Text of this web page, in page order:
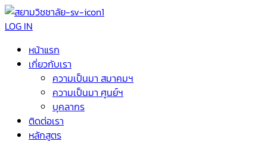
LOG IN
หน้าแรก
เกี่ยวกับเรา
ความเป็นมา สมาคมฯ
ความเป็นมา ศูนย์ฯ
บุคลากร
ติดต่อเรา
หลักสูตร